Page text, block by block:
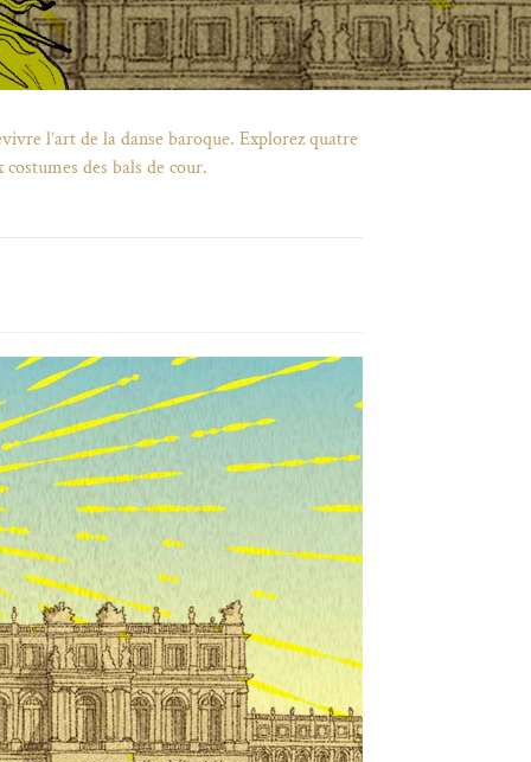
l’art de la danse baroque. Explorez quatre
des bals de cour.